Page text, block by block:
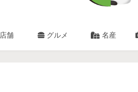
店舗 グルメ 名産